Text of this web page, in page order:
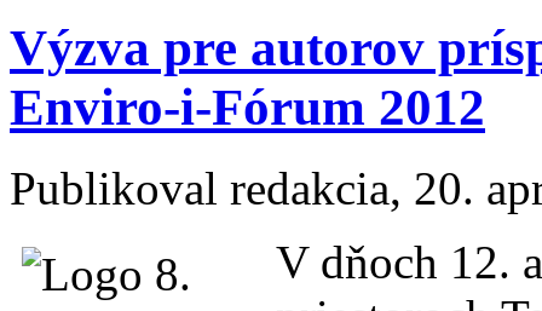
Výzva pre autorov
Enviro-i-Fórum 2012
Publikoval redakcia, 20.
V dňoch 12.